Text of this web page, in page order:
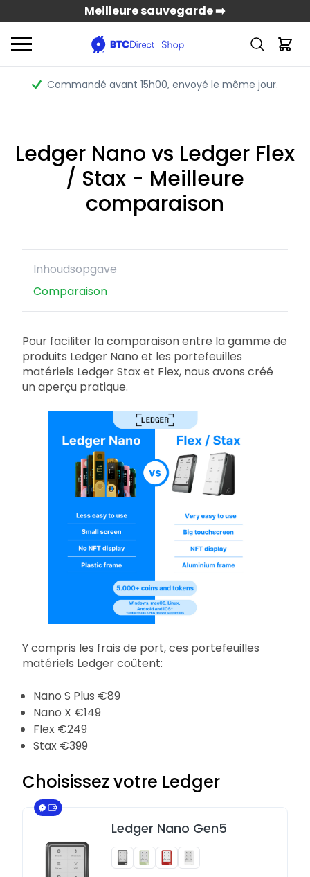
Meilleure sauvegarde ➡️
Commandé avant 15h00, envoyé le même jour.
Ledger Nano vs Ledger Flex
/ Stax - Meilleure
comparaison
Inhoudsopgave
Comparaison
Pour faciliter la comparaison entre la gamme de
produits Ledger Nano et les portefeuilles
matériels Ledger Stax et Flex, nous avons créé
un aperçu pratique.
Y compris les frais de port, ces portefeuilles
matériels Ledger coûtent:
Nano S Plus €89
Nano X €149
Flex €249
Stax €399
Choisissez votre Ledger